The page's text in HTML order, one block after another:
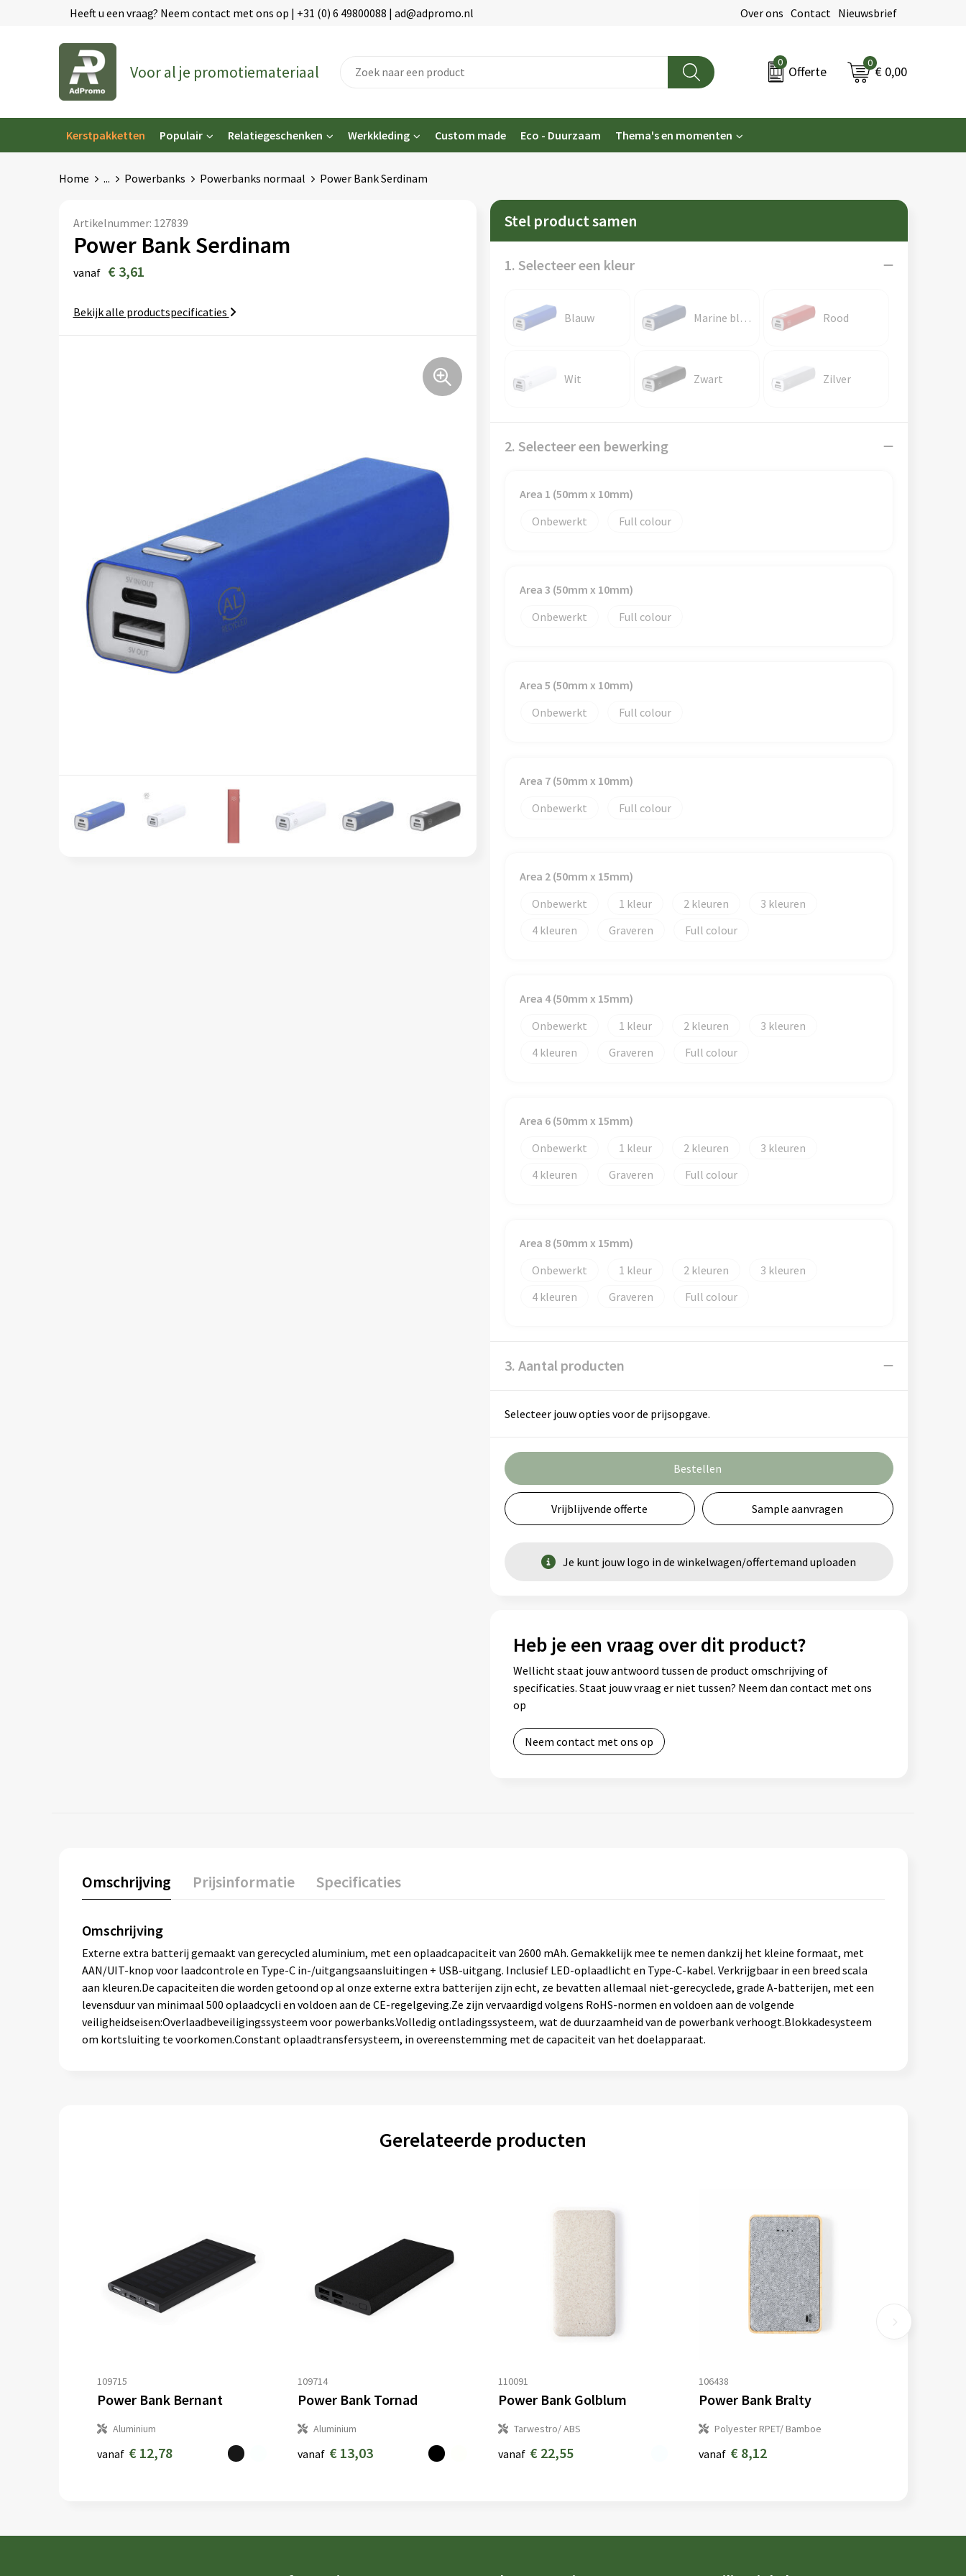
Heeft u een vraag? Neem contact met ons op | +31 (0) 6 49800088 | ad@adpromo.nl Over ons Contact Nieuwsbrief
Voor al je promotiemateriaal 0
Offerte
0
€ 0,00
Kerstpakketten Populair Relatiegeschenken Werkkleding Custom made Eco - Duurzaam Thema's en momenten
Home ... Powerbanks Powerbanks normaal Power Bank Serdinam
Artikelnummer: 127839
Power Bank Serdinam
vanaf € 3,61
Bekijk alle productspecificaties
Stel product samen
1. Selecteer een kleur
Blauw Marine blauw Rood
Wit Zwart Zilver
2. Selecteer een bewerking
Area 1 (50mm x 10mm)
Onbewerkt
Full colour
Area 3 (50mm x 10mm)
Onbewerkt
Full colour
Area 5 (50mm x 10mm)
Onbewerkt
Full colour
Area 7 (50mm x 10mm)
Onbewerkt
Full colour
Area 2 (50mm x 15mm)
Onbewerkt
1 2
3
4
Graveren Full colour
Area 4 (50mm x 15mm)
Onbewerkt
1 2
3
4
Graveren Full colour
Area 6 (50mm x 15mm)
Onbewerkt
1 2
3
4
Graveren Full colour
Area 8 (50mm x 15mm)
Onbewerkt
1 2
3
4
Graveren Full colour
3. Aantal producten
Selecteer jouw opties voor de prijsopgave.
Bestellen
Vrijblijvende offerte Sample aanvragen
Je kunt jouw logo in de winkelwagen/offertemand uploaden
Heb je een vraag over dit product?
Wellicht staat jouw antwoord tussen de product omschrijving of
specificaties. Staat jouw vraag er niet tussen? Neem dan contact met ons
op
Neem contact met ons op
Omschrijving Prijsinformatie Specificaties
Omschrijving
Externe extra batterij gemaakt van gerecycled aluminium, met een oplaadcapaciteit van 2600 mAh. Gemakkelijk mee te nemen dankzij het kleine formaat, met
AAN/UIT-knop voor laadcontrole en Type-C in-/uitgangsaansluitingen + USB-uitgang. Inclusief LED-oplaadlicht en Type-C-kabel. Verkrijgbaar in een breed scala
aan kleuren.De capaciteiten die worden getoond op al onze externe extra batterijen zijn echt, ze bevatten allemaal niet-gerecyclede, grade A-batterijen, met een
levensduur van minimaal 500 oplaadcycli en voldoen aan de CE-regelgeving.Ze zijn vervaardigd volgens RoHS-normen en voldoen aan de volgende
veiligheidseisen:Overlaadbeveiligingssysteem voor powerbanks.Volledig ontladingssysteem, wat de duurzaamheid van de powerbank verhoogt.Blokkadesysteem
om kortsluiting te voorkomen.Constant oplaadtransfersysteem, in overeenstemming met de capaciteit van het doelapparaat.
Gerelateerde producten
109715
Power Bank Bernant
Aluminium
vanaf € 12,78
109714
Power Bank Tornad
Aluminium
vanaf € 13,03
110091
Power Bank Golblum
Tarwestro/ ABS
vanaf € 22,55
106438
Power Bank Bralty
Polyester RPET/ Bamboe
vanaf € 8,12